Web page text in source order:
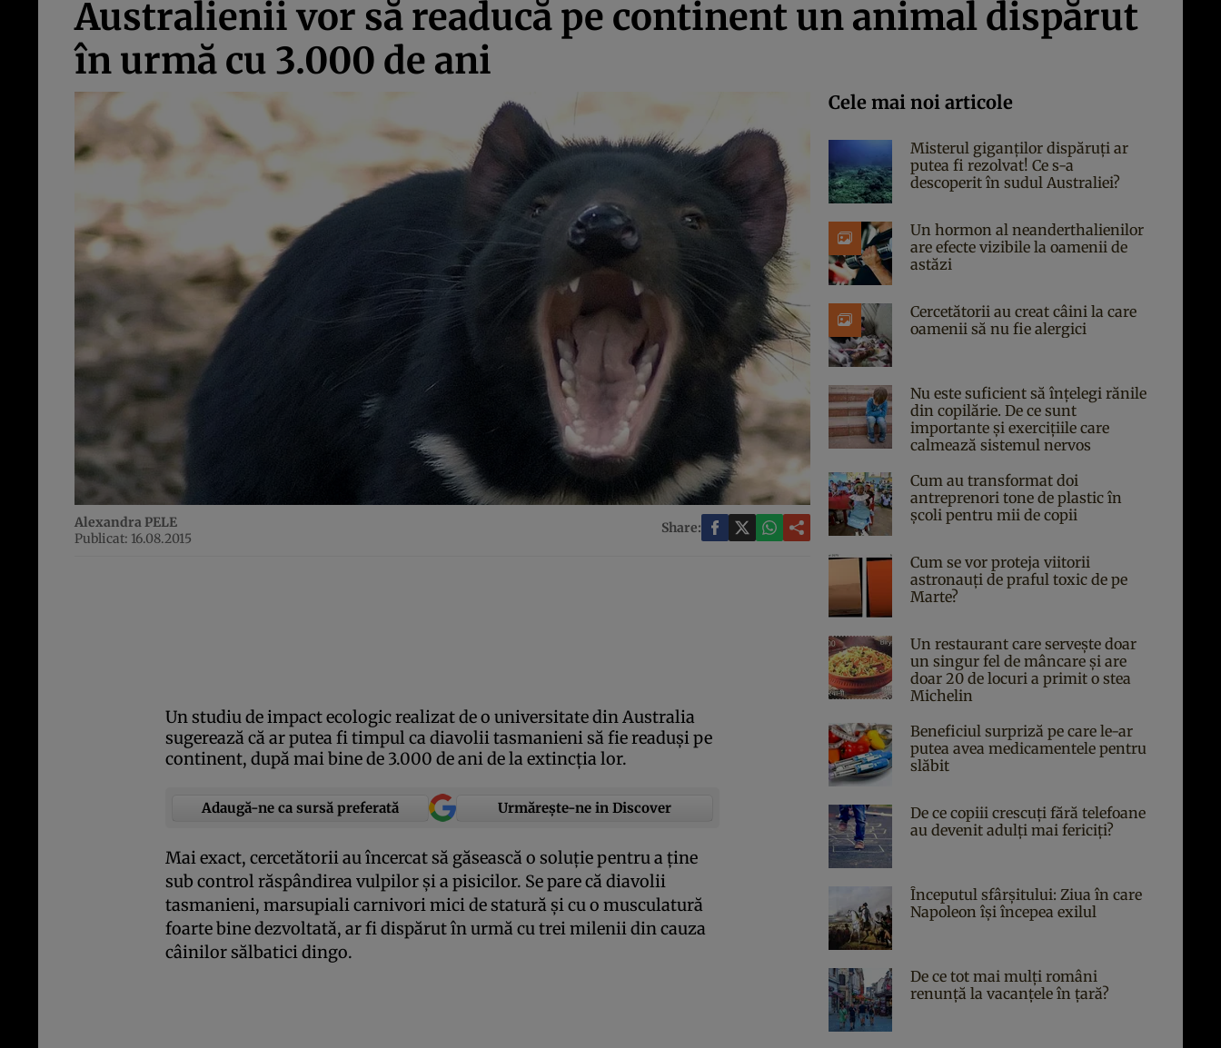
Australienii vor să readucă pe continent un animal dispărut
în urmă cu 3.000 de ani
Alexandra PELE
Publicat: 16.08.2015
Share:
Un studiu de impact ecologic realizat de o universitate din Australia
sugerează că ar putea fi timpul ca diavolii tasmanieni să fie readuşi pe
continent, după mai bine de 3.000 de ani de la extincţia lor.
Adaugă-ne ca sursă preferată Urmărește-ne in Discover
Mai exact, cercetătorii au încercat să găsească o soluţie pentru a ţine
sub control răspândirea vulpilor şi a pisicilor. Se pare că diavolii
tasmanieni, marsupiali carnivori mici de statură şi cu o musculatură
foarte bine dezvoltată, ar fi dispărut în urmă cu trei milenii din cauza
câinilor sălbatici dingo.
Cele mai noi articole
Misterul giganților dispăruți ar
putea fi rezolvat! Ce s-a
descoperit în sudul Australiei?
Un hormon al neanderthalienilor
are efecte vizibile la oamenii de
astăzi
Cercetătorii au creat câini la care
oamenii să nu fie alergici
Nu este suficient să înțelegi rănile
din copilărie. De ce sunt
importante și exercițiile care
calmează sistemul nervos
Cum au transformat doi
antreprenori tone de plastic în
școli pentru mii de copii
Cum se vor proteja viitorii
astronauți de praful toxic de pe
Marte?
Un restaurant care servește doar
un singur fel de mâncare și are
doar 20 de locuri a primit o stea
Michelin
Beneficiul surpriză pe care le-ar
putea avea medicamentele pentru
slăbit
De ce copiii crescuți fără telefoane
au devenit adulți mai fericiți?
Începutul sfârşitului: Ziua în care
Napoleon îşi începea exilul
De ce tot mai mulți români
renunță la vacanțele în țară?